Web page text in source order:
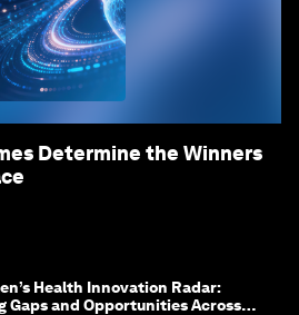
Determine the Winners
Health Innovation Radar:
Gaps and Opportunities Across